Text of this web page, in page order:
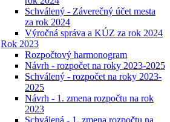
Schválený - Záverečný účet mesta
za rok 2024
Výročná správa a KÚZ za rok 2024
Rok 2023
Rozpočtový harmonogram
Návrh - rozpočet na roky 2023-2025
Schválený - rozpočet na roky 2023-
2025
Návrh - 1. zmena rozpočtu na rok
2023
Schválená - 1. zmena rozpočtu na